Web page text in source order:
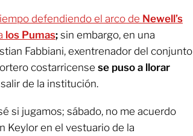
defendiendo el arco de Newell’s
los Pumas; sin embargo, en una
Fabbiani, exentrenador del conjunto
costarricense se puso a llorar
de la institución.
si jugamos; sábado, no me acuerdo
Keylor en el vestuario de la